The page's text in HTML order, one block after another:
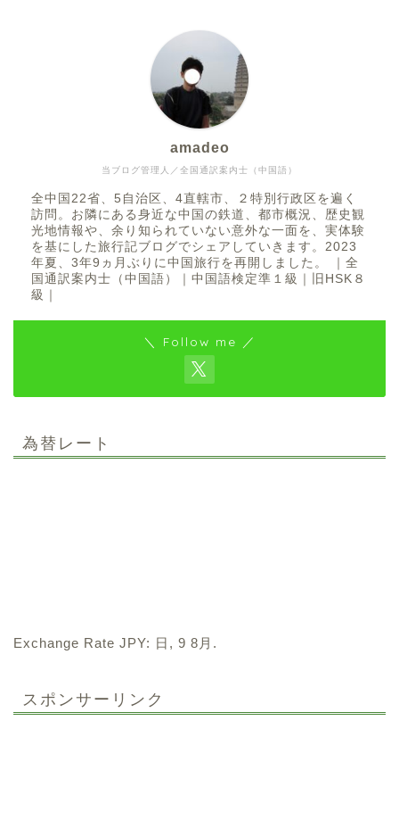
当ブログ管理人／全国通訳案内士（中国語）
amadeo
全中国22省、5自治区、4直轄市、２特別行政区を遍く
訪問。お隣にある身近な中国の鉄道、都市概況、歴史観
光地情報や、余り知られていない意外な一面を、実体験
を基にした旅行記ブログでシェアしていきます。2023
年夏、3年9ヵ月ぶりに中国旅行を再開しました。 ｜全
国通訳案内士（中国語）｜中国語検定準１級｜旧HSK８
級｜
＼ Follow me ／
為替レート
Exchange Rate JPY: 日, 9 8月.
スポンサーリンク